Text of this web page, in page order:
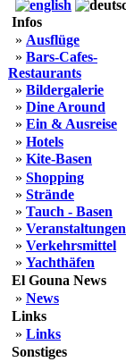
Infos
» Ausflüge
» Bars-Cafes-
Restaurants
» Bildergalerie
» Dine Around
» Ein & Ausreise
» Hotels
» Kite-Basen
» Shopping
» Strände
» Tauch - Basen
» Veranstaltungen
» Verkehrsmittel
» Yachthäfen
El Gouna News
» News
Links
» Links
Sonstiges